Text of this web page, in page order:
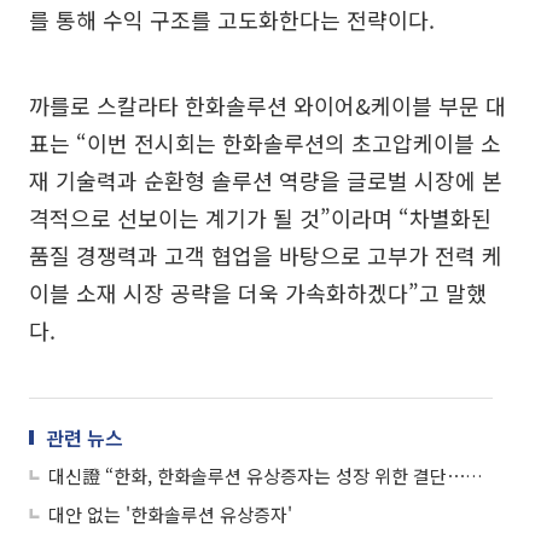
를 통해 수익 구조를 고도화한다는 전략이다.
까를로 스칼라타 한화솔루션 와이어&케이블 부문 대
표는 “이번 전시회는 한화솔루션의 초고압케이블 소
재 기술력과 순환형 솔루션 역량을 글로벌 시장에 본
격적으로 선보이는 계기가 될 것”이라며 “차별화된
품질 경쟁력과 고객 협업을 바탕으로 고부가 전력 케
이블 소재 시장 공략을 더욱 가속화하겠다”고 말했
다.
관련 뉴스
대신證 “한화, 한화솔루션 유상증자는 성장 위한 결단⋯목표가 25%↑”
대안 없는 '한화솔루션 유상증자'